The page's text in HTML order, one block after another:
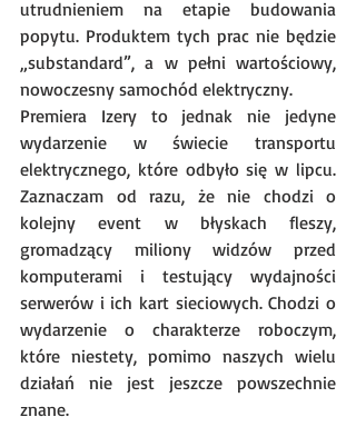
utrudnieniem na etapie budowania
popytu. Produktem tych prac nie będzie
„substandard”, a w pełni wartościowy,
nowoczesny samochód elektryczny.
Premiera Izery to jednak nie jedyne
wydarzenie w świecie transportu
elektrycznego, które odbyło się w lipcu.
Zaznaczam od razu, że nie chodzi o
kolejny event w błyskach fleszy,
gromadzący miliony widzów przed
komputerami i testujący wydajności
serwerów i ich kart sieciowych. Chodzi o
wydarzenie o charakterze roboczym,
które niestety, pomimo naszych wielu
działań nie jest jeszcze powszechnie
znane.